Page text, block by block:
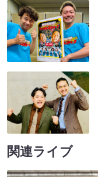
関連ライブ